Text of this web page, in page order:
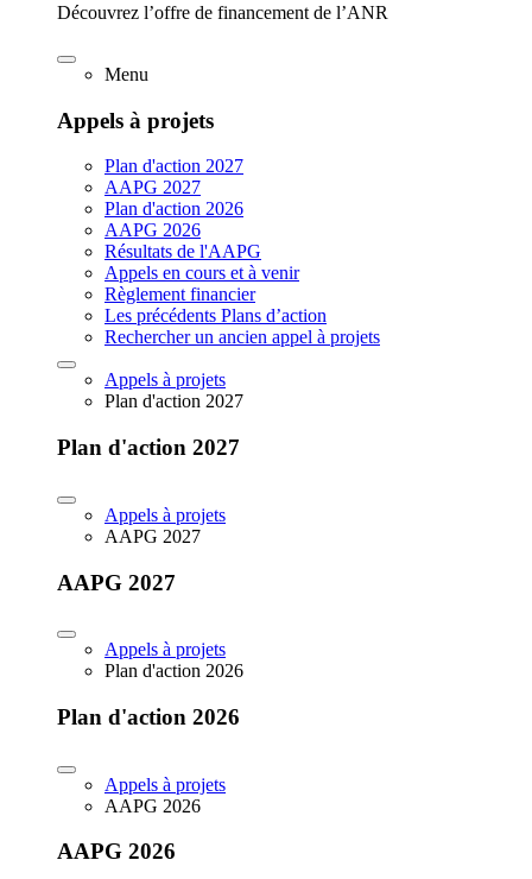
Découvrez l’offre de financement de l’ANR
Menu
Appels à projets
Plan d'action 2027
AAPG 2027
Plan d'action 2026
AAPG 2026
Résultats de l'AAPG
Appels en cours et à venir
Règlement financier
Les précédents Plans d’action
Rechercher un ancien appel à projets
Appels à projets
Plan d'action 2027
Plan d'action 2027
Appels à projets
AAPG 2027
AAPG 2027
Appels à projets
Plan d'action 2026
Plan d'action 2026
Appels à projets
AAPG 2026
AAPG 2026